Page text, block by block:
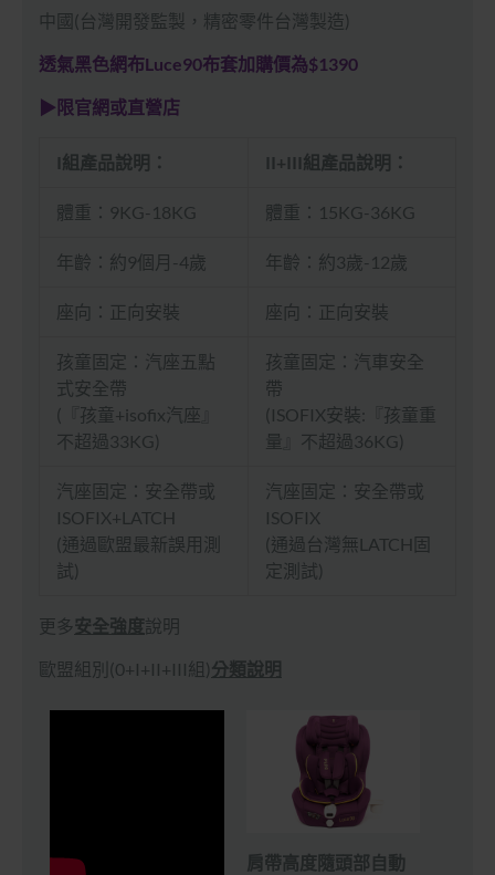
中國(台灣開發監製，精密零件台灣製造)
透氣黑色網布Luce90布套加購價為$1390
▶限官網或直營店
I組產品說明： II+III組產品說明：
體重：9KG-18KG 體重：15KG-36KG
年齡：約9個月-4歲 年齡：約3歲-12歲
座向：正向安裝 座向：正向安裝
孩童固定：汽座五點
式安全帶
(『孩童+isofix汽座』
不超過33KG)
孩童固定：汽車安全
帶
(ISOFIX安裝:『孩童重
量』不超過36KG)
汽座固定：安全帶或
ISOFIX+LATCH
(通過歐盟最新誤用測
試)
汽座固定：安全帶或
ISOFIX
(通過台灣無LATCH固
定測試)
更多安全強度說明
歐盟組別(0+I+II+III組)分類說明
肩帶高度隨頭部自動